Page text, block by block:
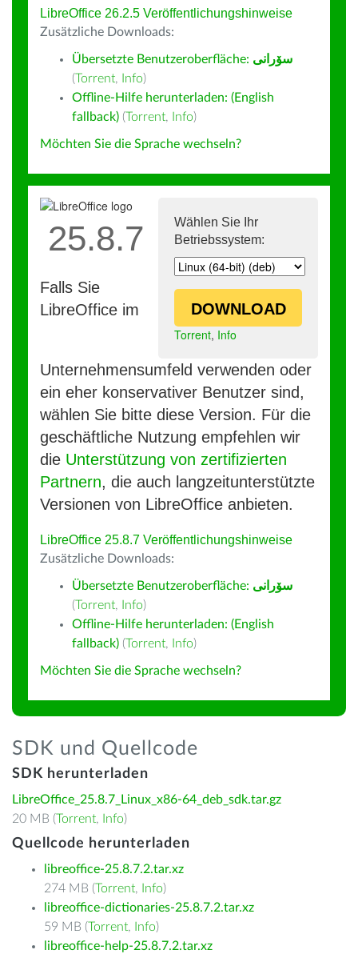
LibreOffice 26.2.5 Veröffentlichungshinweise
Zusätzliche Downloads:
Übersetzte Benutzeroberfläche: سۆرانی
(Torrent, Info)
Offline-Hilfe herunterladen: (English
fallback) (Torrent, Info)
Möchten Sie die Sprache wechseln?
Wählen Sie Ihr
Betriebssystem:
DOWNLOAD
Torrent, Info
25.8.7
Falls Sie
LibreOffice im
Unternehmensumfeld verwenden oder
ein eher konservativer Benutzer sind,
wählen Sie bitte diese Version. Für die
geschäftliche Nutzung empfehlen wir
die Unterstützung von zertifizierten
Partnern, die auch langzeitunterstützte
Versionen von LibreOffice anbieten.
LibreOffice 25.8.7 Veröffentlichungshinweise
Zusätzliche Downloads:
Übersetzte Benutzeroberfläche: سۆرانی
(Torrent, Info)
Offline-Hilfe herunterladen: (English
fallback) (Torrent, Info)
Möchten Sie die Sprache wechseln?
SDK und Quellcode
SDK herunterladen
LibreOffice_25.8.7_Linux_x86-64_deb_sdk.tar.gz
20 MB (Torrent, Info)
Quellcode herunterladen
libreoffice-25.8.7.2.tar.xz
274 MB (Torrent, Info)
libreoffice-dictionaries-25.8.7.2.tar.xz
59 MB (Torrent, Info)
libreoffice-help-25.8.7.2.tar.xz